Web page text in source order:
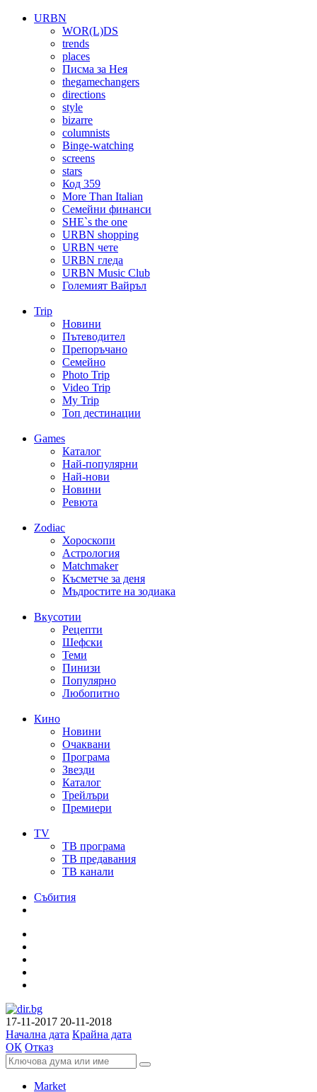
URBN
WOR(L)DS
trends
places
Писма за Нея
thegamechangers
directions
style
bizarre
columnists
Binge-watching
screens
stars
Код 359
More Than Italian
Семейни финанси
SHE`s the one
URBN shopping
URBN чете
URBN гледа
URBN Music Club
Големият Вайръл
Trip
Новини
Пътеводител
Препоръчано
Семейно
Photo Trip
Video Trip
My Trip
Топ дестинации
Games
Каталог
Най-популярни
Най-нови
Новини
Ревюта
Zodiac
Хороскопи
Астрология
Matchmaker
Късметче за деня
Мъдростите на зодиака
Вкусотии
Рецепти
Шефски
Теми
Пинизи
Популярно
Любопитно
Кино
Новини
Очаквани
Програма
Звезди
Каталог
Трейлъри
Премиери
TV
ТВ програма
ТВ предавания
ТВ канали
Събития
17-11-2017 20-11-2018
Начална дата Крайна дата
ОК Отказ
Market